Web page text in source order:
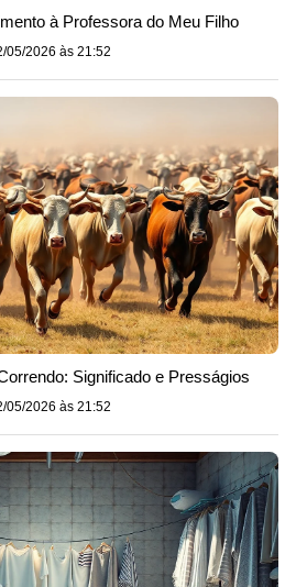
à Professora do Meu Filho
05/2026 às 21:52
Significado e Presságios
05/2026 às 21:52